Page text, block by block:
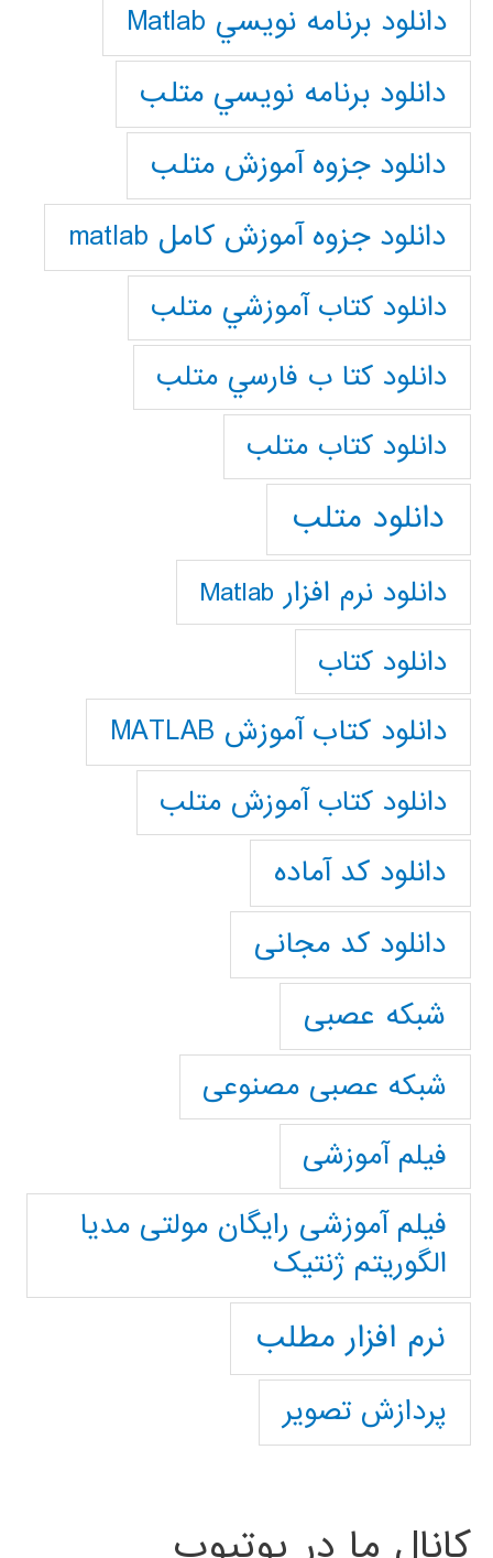
دانلود برنامه نويسي Matlab
دانلود برنامه نويسي متلب
دانلود جزوه آموزش متلب
دانلود جزوه آموزش کامل matlab
دانلود كتاب آموزشي متلب
دانلود كتا ب فارسي متلب
دانلود كتاب متلب
دانلود متلب
دانلود نرم افزار Matlab
دانلود کتاب
دانلود کتاب آموزش MATLAB
دانلود کتاب آموزش متلب
دانلود کد آماده
دانلود کد مجانی
شبکه عصبی
شبکه عصبی مصنوعی
فیلم آموزشی
فیلم آموزشی رایگان مولتی مدیا
الگوریتم ژنتیک
نرم افزار مطلب
پردازش تصویر